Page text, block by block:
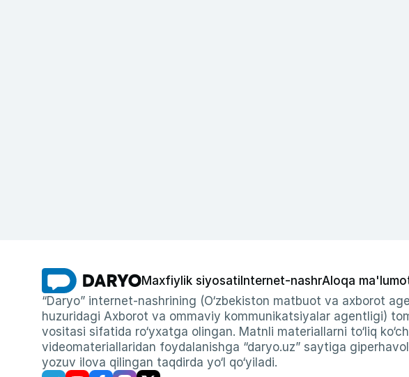
Maxfiylik siyosati Internet-nashrAloqa
“Daryo” internet-nashrining (O‘zbekiston matbuot va axborot
huzuridagi Axborot va ommaviy kommunikatsiyalar agentligi)
vositasi sifatida ro‘yxatga olingan. Matnli materiallarni to‘liq
videomateriallaridan foydalanishga “daryo.uz” saytiga
yozuv ilova qilingan taqdirda yo‘l qo‘yiladi.